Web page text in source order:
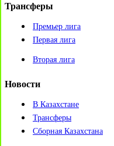
Трансферы
Премьер лига
Первая лига
Вторая лига
Новости
В Казахстане
Трансферы
Сборная Казахстана